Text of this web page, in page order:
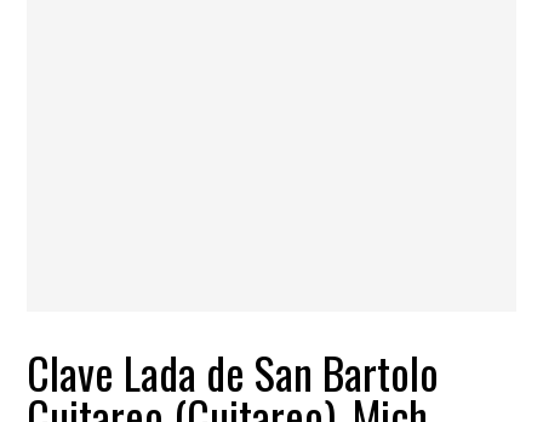
Clave Lada de San Bartolo